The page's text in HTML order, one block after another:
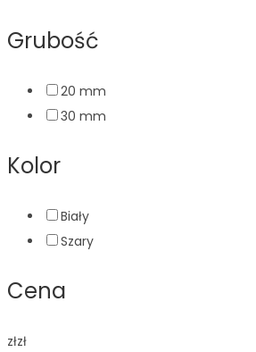
Grubość
20 mm
30 mm
Kolor
Biały
Szary
Cena
złzł